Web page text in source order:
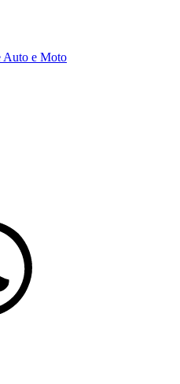
Auto e Moto